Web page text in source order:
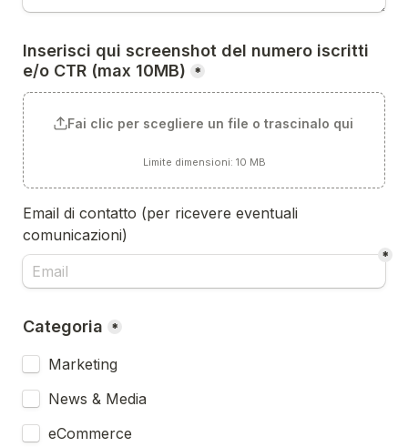
Inserisci qui screenshot del numero iscritti
e/o CTR (max 10MB)
*
Fai clic per scegliere un file o trascinalo qui
Limite dimensioni: 10 MB
Email di contatto (per ricevere eventuali
comunicazioni)
*
Categoria *
Marketing
News & Media
eCommerce